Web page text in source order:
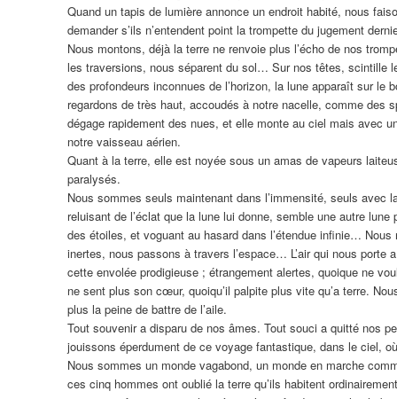
Quand un tapis de lumière annonce un endroit habité, nous
demander s’ils n’entendent point la trompette du jugement
Nous montons, déjà la terre ne renvoie plus l’écho de nos
les traversions, nous séparent du sol… Sur nos têtes, scintille
des profondeurs inconnues de l’horizon, la lune apparaît sur le
regardons de très haut, accoudés à notre nacelle, comme
dégage rapidement des nues, et elle monte au ciel mais avec
notre vaisseau aérien.
Quant à la terre, elle est noyée sous un amas de vapeurs
paralysés.
Nous sommes seuls maintenant dans l’immensité, seuls avec
reluisant de l’éclat que la lune lui donne, semble une autre
des étoiles, et voguant au hasard dans l’étendue infinie…
inertes, nous passons à travers l’espace… L’air qui nous
cette envolée prodigieuse ; étrangement alertes, quoique ne
ne sent plus son cœur, quoiqu’il palpite plus vite qu’a terre.
plus la peine de battre de l’aile.
Tout souvenir a disparu de nos âmes. Tout souci a quitté nos
jouissons éperdument de ce voyage fantastique, dans le ciel,
Nous sommes un monde vagabond, un monde en marche
ces cinq hommes ont oublié la terre qu’ils habitent